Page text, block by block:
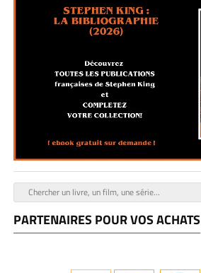
PARTENAIRES POUR VOS ACHATS